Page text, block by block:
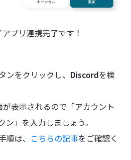
プリ連携完了です！
をクリックし、 Discordを検
表示されるので「アカウント
」を入力しましょう。
は、 こちらの記事をご確認く